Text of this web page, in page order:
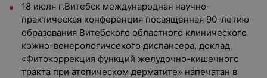
18 июля г.Витебск международная научно-
практическая конференция посвященная 90-летию
образования Витебского областного клинического
кожно-венерологичсекого диспансера, доклад
«Фитокоррекция функций желудочно-кишечного
тракта при атопическом дерматите» напечатан в